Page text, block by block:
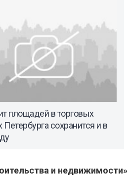
площадей в торговых
Петербурга сохранится и в
и недвижимости»